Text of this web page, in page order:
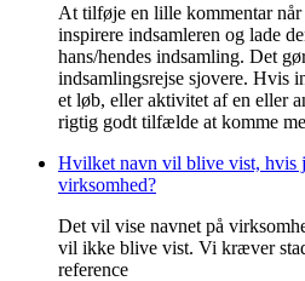
At tilføje en lille kommentar når
inspirere indsamleren og lade
hans/hendes indsamling. Det
indsamlingsrejse sjovere. Hvis
et løb, eller aktivitet af en eller
rigtig godt tilfælde at komme
Hvilket navn vil blive vist, hvis
virksomhed?
Det vil vise navnet på
vil ikke blive vist. Vi kræver
reference